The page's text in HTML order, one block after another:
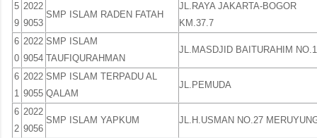
5
9
2022
9053
SMP ISLAM RADEN FATAH
JL.RAYA JAKARTA-BOGOR
KM.37.7
6
0
2022
9054
SMP ISLAM
TAUFIQURAHMAN
JL.MASDJID BAITURAHIM
6
1
2022
9055
SMP ISLAM TERPADU AL
QALAM
JL.PEMUDA
6
2
2022
9056
SMP ISLAM YAPKUM JL.H.USMAN NO.27